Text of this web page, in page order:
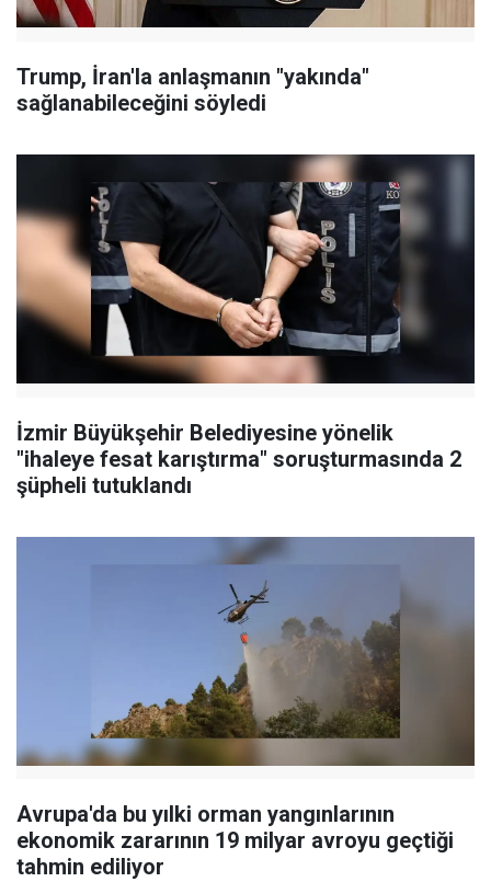
Trump, İran'la anlaşmanın "yakında"
sağlanabileceğini söyledi
İzmir Büyükşehir Belediyesine yönelik
"ihaleye fesat karıştırma" soruşturmasında 2
şüpheli tutuklandı
Avrupa'da bu yılki orman yangınlarının
ekonomik zararının 19 milyar avroyu geçtiği
tahmin ediliyor